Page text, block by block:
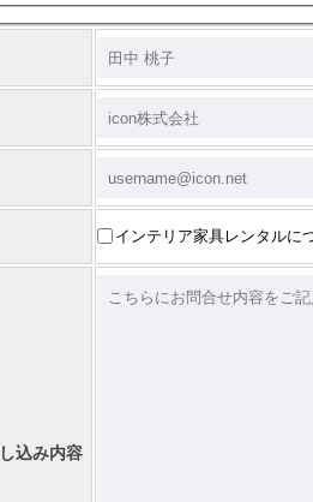
インテリア家具レンタルに
込み内容